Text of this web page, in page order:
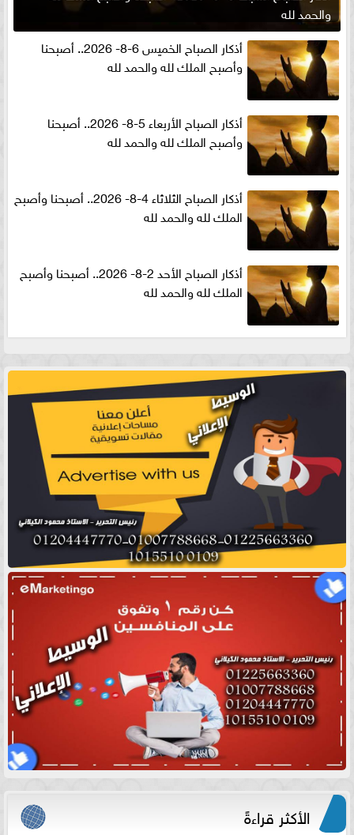
والحمد لله
أذكار الصباح الخميس 6-8- 2026.. أصبحنا
وأصبح الملك لله والحمد لله
أذكار الصباح الأربعاء 5-8- 2026.. أصبحنا
وأصبح الملك لله والحمد لله
أذكار الصباح الثلاثاء 4-8- 2026.. أصبحنا وأصبح
الملك لله والحمد لله
أذكار الصباح الأحد 2-8- 2026.. أصبحنا وأصبح
الملك لله والحمد لله
الأكثر قراءةً